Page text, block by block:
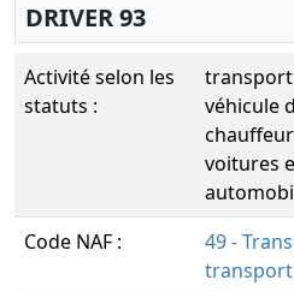
DRIVER 93
Activité selon les
statuts :
véhicule
voitures
Code NAF :
49 -